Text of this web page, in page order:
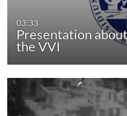
03:33
Presentation
the VVI